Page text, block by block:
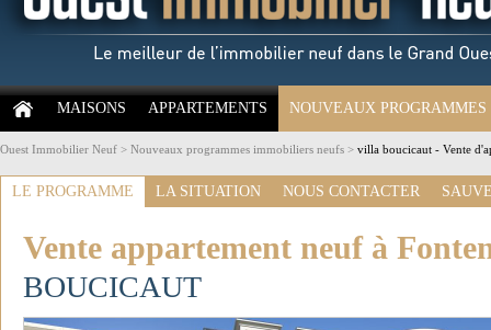
MAISONS APPARTEMENTS NOUVEAUX PROGRAMMES
Ouest Immobilier Neuf > Nouveaux programmes immobiliers neufs > villa boucicaut - Vente
LE PROGRAMME LA SITUATION NOUS CONTACTER
Vente appartement neuf à
BOUCICAUT